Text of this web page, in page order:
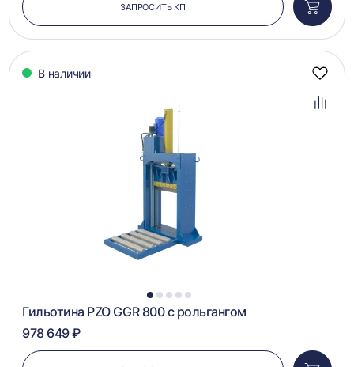
ЗАПРОСИТЬ КП
в
В наличии
1 2 3 4 5
Гильотина PZO GGR 800 с рольгангом
978 649 ₽